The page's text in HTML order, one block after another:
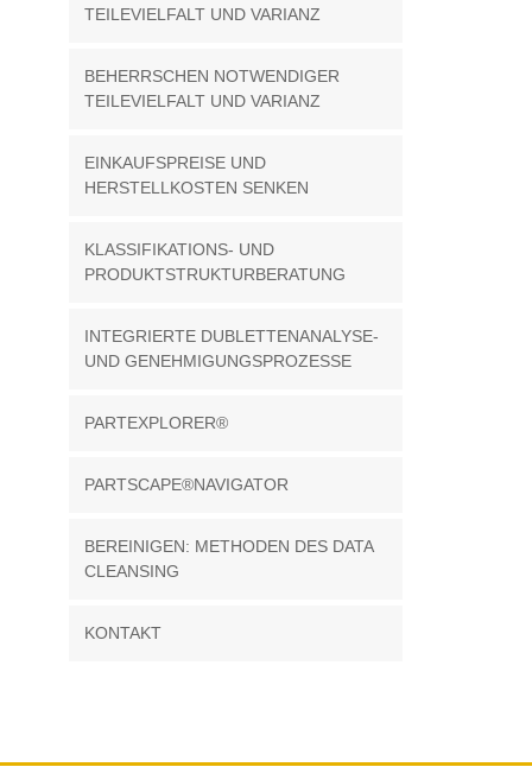
TEILEVIELFALT UND VARIANZ
BEHERRSCHEN NOTWENDIGER
TEILEVIELFALT UND VARIANZ
EINKAUFSPREISE UND
HERSTELLKOSTEN SENKEN
KLASSIFIKATIONS- UND
PRODUKTSTRUKTURBERATUNG
INTEGRIERTE DUBLETTENANALYSE-
UND GENEHMIGUNGSPROZESSE
PARTEXPLORER®
PARTSCAPE®NAVIGATOR
BEREINIGEN: METHODEN DES DATA
CLEANSING
KONTAKT